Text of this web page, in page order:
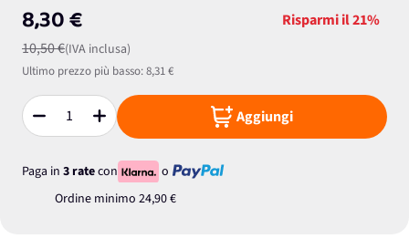
8,30 €
10,50 €(IVA inclusa)
Risparmi il21%
Ultimo prezzo più basso:8,31 €
Quantità Aggiungi
Paga in 3 ratecon
o
Ordine minimo 24,90 €